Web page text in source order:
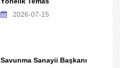
2026-07-15
Savunma Sanayii Başkanı